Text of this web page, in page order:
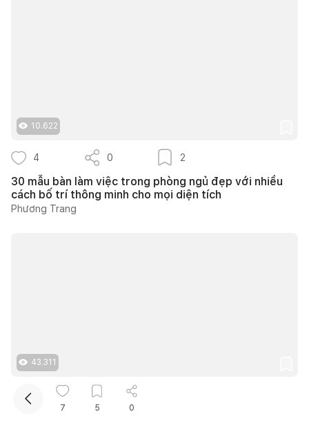
10.622
4 0 2
30 mẫu bàn làm việc trong phòng ngủ đẹp với nhiều
cách bố trí thông minh cho mọi diện tích
Phương Trang
43.311
7 5 0